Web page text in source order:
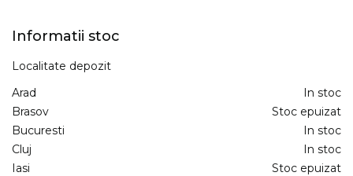
Informatii stoc
Localitate depozit
Arad
In stoc
Brasov
Stoc epuizat
Bucuresti
In stoc
Cluj
In stoc
Iasi
Stoc epuizat